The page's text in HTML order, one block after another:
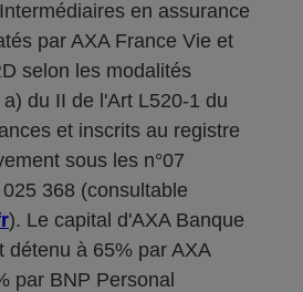
en assurance
par AXA France Vie et
selon les modalités
du II de l'Art L520-1 du
et inscrits au registre
sous les n°07
368 (consultable
). Le capital d'AXA Banque
détenu à 65% par AXA
par BNP Personal